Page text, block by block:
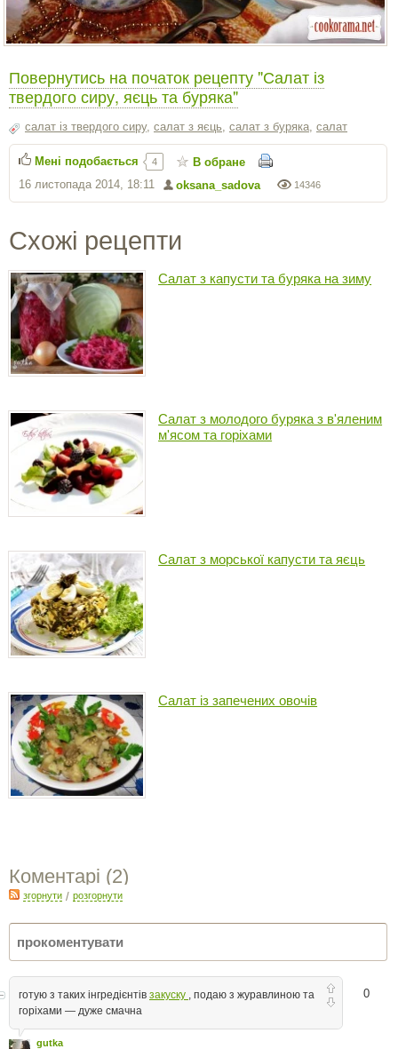
Повернутись на початок рецепту "Салат із
твердого сиру, яєць та буряка"
салат із твердого сиру, салат з яєць салат з буряка салат
14346
oksana_sadova
16 листопада 2014, 18:11
Мені подобається 4 В обране
Схожі рецепти
Салат з капусти та буряка на зиму
Салат з молодого буряка з в'яленим
м'ясом та горіхами
Салат з морської капусти та яєць
Салат із запечених овочів
Коментарі (2)
згорнути / розгорнути
0
готую з таких інгредієнтів закуску , подаю з журавлиною та
горіхами — дуже смачна
gutka